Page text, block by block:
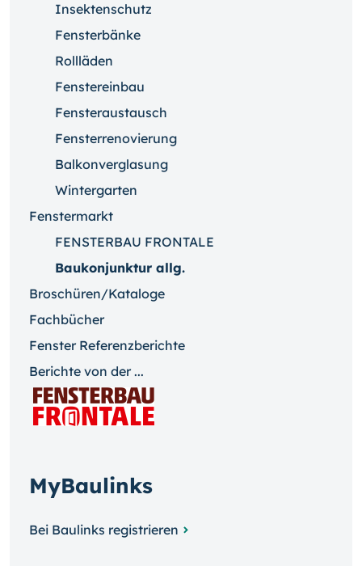
Insektenschutz
Fensterbänke
Rollläden
Fenstereinbau
Fensteraustausch
Fensterrenovierung
Balkonverglasung
Wintergarten
Fenstermarkt
FENSTERBAU FRONTALE
Baukonjunktur allg.
Broschüren/Kataloge
Fachbücher
Fenster Referenzberichte
Berichte von der ...
MyBaulinks
Bei Baulinks registrieren